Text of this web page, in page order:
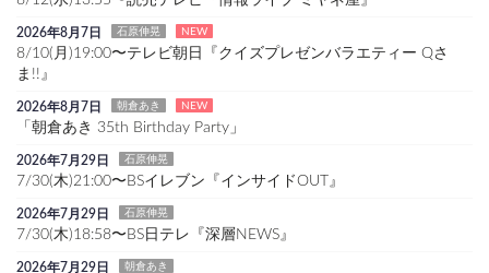
2026年8月7日 石原伸晃 NEW
8/10(月)19:00〜テレビ朝日『クイズプレゼンバラエティー Qさ
ま!!』
2026年8月7日 朝倉あき NEW
「朝倉あき 35th Birthday Party」
2026年7月29日 石原伸晃
7/30(木)21:00〜BSイレブン『インサイドOUT』
2026年7月29日 石原伸晃
7/30(木)18:58〜BS日テレ『深層NEWS』
2026年7月29日 朝倉あき